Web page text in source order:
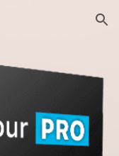
Skip to navigation